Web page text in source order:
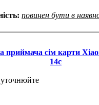
повинен бути в
приймача сім карти
14c
уточнюйте